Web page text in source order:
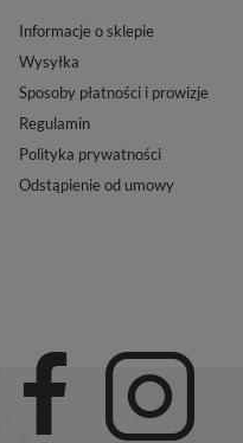
Informacje o sklepie
Wysyłka
Sposoby płatności i prowizje
Regulamin
Polityka prywatności
Odstąpienie od umowy